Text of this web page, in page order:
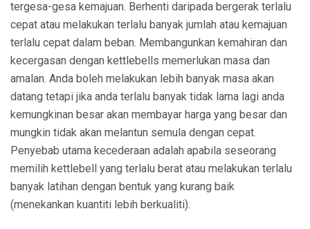
tergesa-gesa kemajuan. Berhenti daripada bergerak terlalu
cepat atau melakukan terlalu banyak jumlah atau kemajuan
terlalu cepat dalam beban. Membangunkan kemahiran dan
kecergasan dengan kettlebells memerlukan masa dan
amalan. Anda boleh melakukan lebih banyak masa akan
datang tetapi jika anda terlalu banyak tidak lama lagi anda
kemungkinan besar akan membayar harga yang besar dan
mungkin tidak akan melantun semula dengan cepat.
Penyebab utama kecederaan adalah apabila seseorang
memilih kettlebell yang terlalu berat atau melakukan terlalu
banyak latihan dengan bentuk yang kurang baik
(menekankan kuantiti lebih berkualiti).